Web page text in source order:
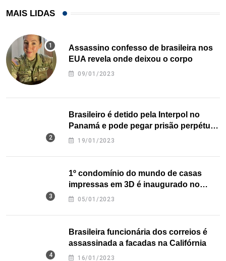
MAIS LIDAS
Assassino confesso de brasileira nos
EUA revela onde deixou o corpo
09/01/2023
Brasileiro é detido pela Interpol no
Panamá e pode pegar prisão perpétua
nos EUA
19/01/2023
1º condomínio do mundo de casas
impressas em 3D é inaugurado no
Texas
05/01/2023
Brasileira funcionária dos correios é
assassinada a facadas na Califórnia
16/01/2023